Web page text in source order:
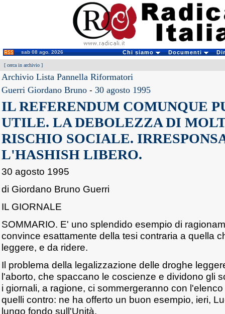
sab 08 ago. 2026 Chi siamo Documenti
[ cerca in archivio ]
Archivio Lista Pannella Riformatori
Guerri Giordano Bruno - 30 agosto 1995
IL REFERENDUM COMUNQUE
UTILE. LA DEBOLEZZA DI
RISCHIO SOCIALE.
L'HASHISH LIBERO.
30 agosto 1995
di Giordano Bruno Guerri
IL GIORNALE
SOMMARIO. E' uno splendido esempio di
convince esattamente della tesi contraria a quella
leggere, e da ridere.
Il problema della legalizzazione delle droghe
l'aborto, che spaccano le coscienze e dividono gli
i giornali, a ragione, ci sommergeranno con
quelli contro: ne ha offerto un buon esempio, ieri,
lungo fondo sull'Unità.